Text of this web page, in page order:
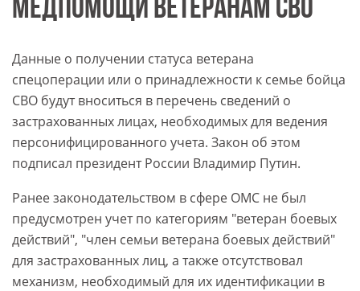
МЕДПОМОЩИ ВЕТЕРАНАМ СВО
Данные о получении статуса ветерана
спецоперации или о принадлежности к семье бойца
СВО будут вноситься в перечень сведений о
застрахованных лицах, необходимых для ведения
персонифицированного учета. Закон об этом
подписал президент России Владимир Путин.
Ранее законодательством в сфере ОМС не был
предусмотрен учет по категориям "ветеран боевых
действий", "член семьи ветерана боевых действий"
для застрахованных лиц, а также отсутствовал
механизм, необходимый для их идентификации в